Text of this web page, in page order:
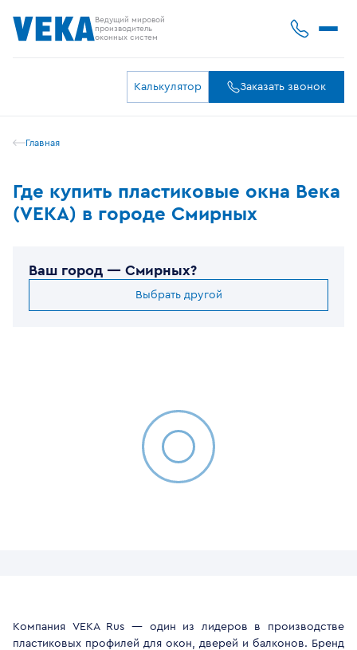
Ведущий мировой
производитель
оконных систем
Калькулятор Заказать звонок
Главная
Где купить пластиковые окна Века
(VEKA) в городе Смирных
Ваш город — Смирных?
Выбрать другой
Компания VEKA Rus — один из лидеров в производстве
пластиковых профилей для окон, дверей и балконов. Бренд